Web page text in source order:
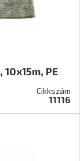
PE
Cikkszám
11116